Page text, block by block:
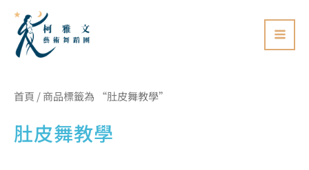
首頁 / 商品標籤為 “肚皮舞教學”
肚皮舞教學
依
價
排
序：
低